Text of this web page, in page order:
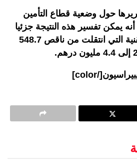
حول وضعية قطاع التأمين
2017، إلى أنه يمكن تفسير هذه النتيجة جزئيا
بتحسن النتيجة غير التقنية التي انتقلت من ناقص 548.7